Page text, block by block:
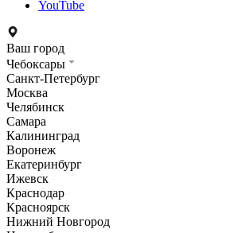
YouTube
Ваш город
Чебоксары
Санкт-Петербург
Москва
Челябинск
Самара
Калининград
Воронеж
Екатеринбург
Ижевск
Краснодар
Красноярск
Нижний Новгород